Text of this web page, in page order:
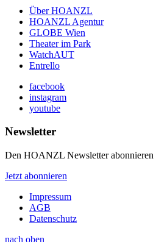
Über HOANZL
HOANZL Agentur
GLOBE Wien
Theater im Park
WatchAUT
Entrello
facebook
instagram
youtube
Newsletter
Den HOANZL Newsletter abonnieren
Jetzt abonnieren
Impressum
AGB
Datenschutz
nach oben